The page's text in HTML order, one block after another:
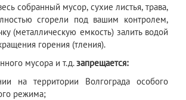
собранный мусор, сухие листья, трава,
сгорели под вашим контролем,
(металлическую емкость) залить водой
горения (тления).
мусора и т.д.запрещается:
на территории Волгограда особого
режима;